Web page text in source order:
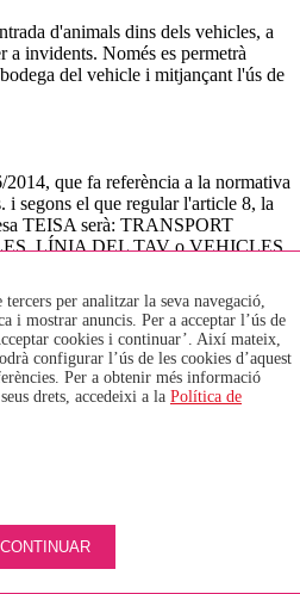
d'animals dins dels vehicles, a
a invidents. Només es permetrà
del vehicle i mitjançant l'ús de
que fa referència a la normativa
i segons el que regular l'article 8, la
TEISA serà: TRANSPORT
LÍNIA DEL TAV o VEHICLES
de 2 bicicletes (plegades) a la zona
rodes) - En el cas que una persona
a l'autobús, i l'espai destinat a
aquesta haurà de baixar de
que tenen prioritat les cadires de
bicicleta per persona. - Els viatgers
sempre a la bodega, aquestes
correcte i en cap cas s'acceptaran
- El nombre de bicicletes que es
condicionat a l'espai disponible
vehicle, per al vehicles de més de 45
bicicletes per autocar, doncs s'ha de
(l'Ordre indica un màxim de
per analitzar la seva navegació,
i mostrar anuncis. Per a acceptar l’ús de
cookies i continuar’. Així mateix,
configurar l’ús de les cookies d’aquest
Per a obtenir més informació
drets, accedeixi a la Política de